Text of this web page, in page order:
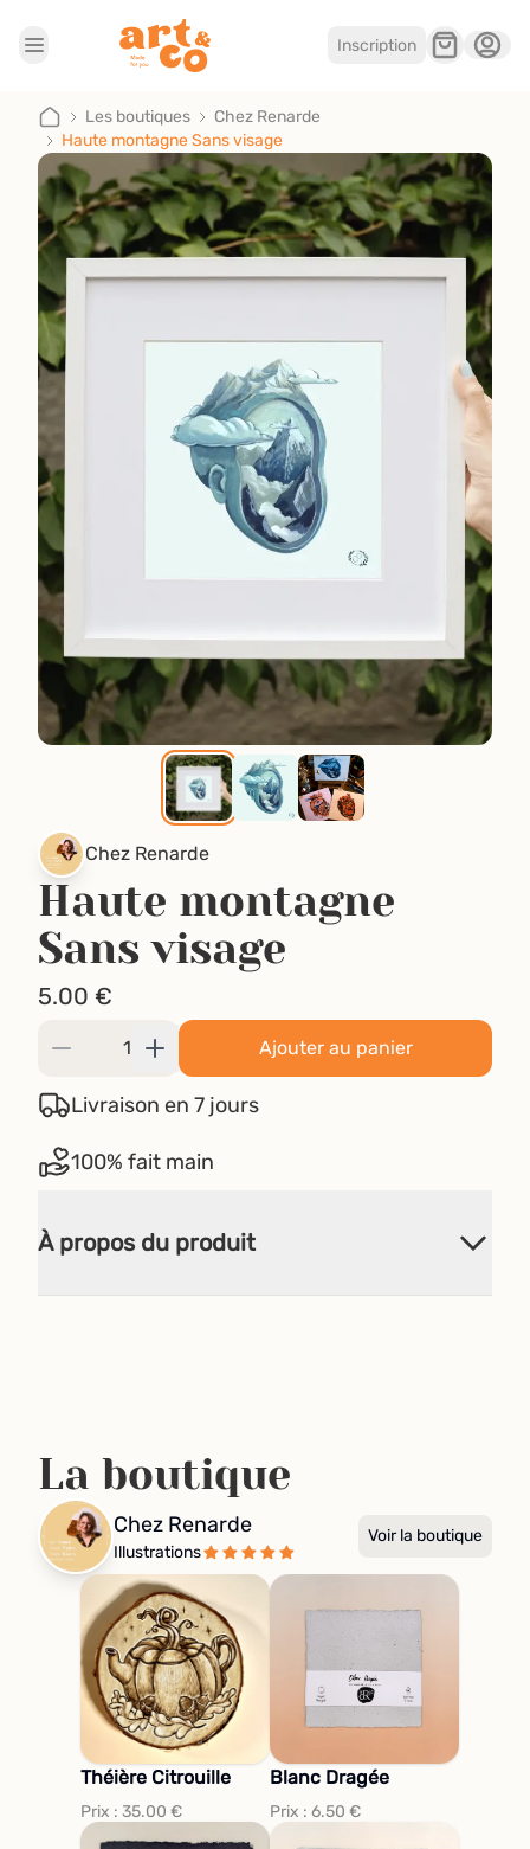
Inscription
Les boutiques
Je suis artisan
Les boutiques
Chez Renarde
Haute montagne Sans visage
Chez Renarde
Haute montagne
Sans visage
5.00 €
Ajouter au panier
Livraison en 7 jours
100% fait main
À propos du produit
La boutique
Chez Renarde
Illustrations
Voir la boutique
Théière Citrouille
Prix : 35.00 €
Blanc Dragée
Prix : 6.50 €